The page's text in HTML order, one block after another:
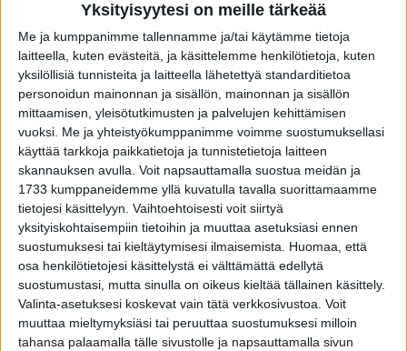
Yksityisyytesi on meille tärkeää
Me ja kumppanimme tallennamme ja/tai käytämme tietoja
laitteella, kuten evästeitä, ja käsittelemme henkilötietoja, kuten
yksilöllisiä tunnisteita ja laitteella lähetettyä standarditietoa
personoidun mainonnan ja sisällön, mainonnan ja sisällön
mittaamisen, yleisötutkimusten ja palvelujen kehittämisen
vuoksi. Me ja yhteistyökumppanimme voimme suostumuksellasi
käyttää tarkkoja paikkatietoja ja tunnistetietoja laitteen
skannauksen avulla. Voit napsauttamalla suostua meidän ja
1733 kumppaneidemme yllä kuvatulla tavalla suorittamaamme
tietojesi käsittelyyn. Vaihtoehtoisesti voit siirtyä
yksityiskohtaisempiin tietoihin ja muuttaa asetuksiasi ennen
suostumuksesi tai kieltäytymisesi ilmaisemista.
Huomaa, että
osa henkilötietojesi käsittelystä ei välttämättä edellytä
suostumustasi, mutta sinulla on oikeus kieltää tällainen käsittely.
Valinta-asetuksesi koskevat vain tätä verkkosivustoa. Voit
muuttaa mieltymyksiäsi tai peruuttaa suostumuksesi milloin
tahansa palaamalla tälle sivustolle ja napsauttamalla sivun
4 vuotta sitten
10 järjetöntä ruokahaastetta, joiden
päihittämiseen harva kykenee – osa
2
ELÄMÄNTAPA 4 vuotta sitten
10 älytöntä ruokahaastetta: Näissä mätöissä ei
ole mitään järkeä – osa 1
ELÄMÄNTAPA 4 vuotta sitten
Top 10 maailman tulisimmat chilit ja muita
polttavia chilifaktoja
ELÄMÄNTAPA 4 vuotta sitten
Top 10 pahimmat huvipuisto-onnettomuudet